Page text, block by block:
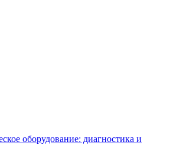
оборудование: диагностика и